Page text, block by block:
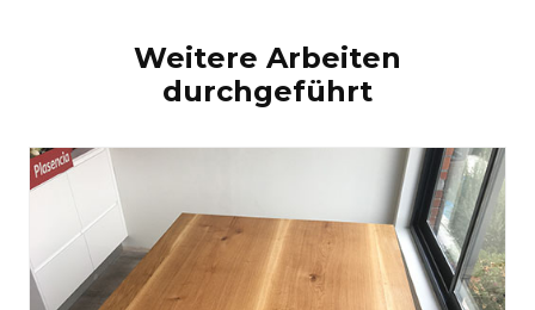
Weitere Arbeiten
durchgeführt